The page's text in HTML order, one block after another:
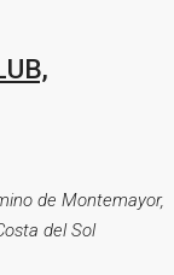
de Montemayor,
del Sol